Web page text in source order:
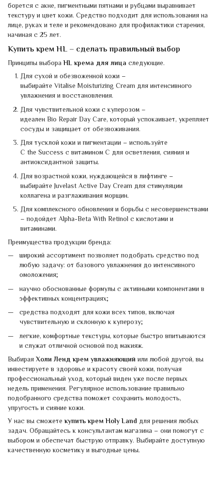
борется с акне, пигментными пятнами и рубцами выравнивает
текстуру и цвет кожи. Средство подходит для использования на
лице, руках и теле и рекомендовано для профилактики старения,
начиная с 25 лет.
Купить крем HL – сделать правильный выбор
Принципы выбора HL крема для лица следующие.
Для сухой и обезвоженной кожи –
выбирайте Vitalise Moisturizing Cream для интенсивного
увлажнения и восстановления.
Для чувствительной кожи с куперозом –
идеален Bio Repair Day Care, который успокаивает, укрепляет
сосуды и защищает от обезвоживания.
Для тусклой кожи и пигментации – используйте
C the Success с витамином С для осветления, сияния и
антиоксидантной защиты.
Для возрастной кожи, нуждающейся в лифтинге –
выбирайте Juvelast Active Day Cream для стимуляции
коллагена и разглаживания морщин.
Для комплексного обновления и борьбы с несовершенствами
– подойдет Alpha-Beta With Retinol с кислотами и
витаминами.
Преимущества продукции бренда:
широкий ассортимент позволяет подобрать средство под
любую задачу: от базового увлажнения до интенсивного
омоложения;
научно обоснованные формулы с активными компонентами в
эффективных концентрациях;
средства подходят для кожи всех типов, включая
чувствительную и склонную к куперозу;
легкие, комфортные текстуры, которые быстро впитываются
и служат отличной основой под макияж.
Выбирая Холи Ленд крем увлажняющий или любой другой, вы
инвестируете в здоровье и красоту своей кожи, получая
профессиональный уход, который виден уже после первых
недель применения. Регулярное использование правильно
подобранного средства поможет сохранить молодость,
упругость и сияние кожи.
У нас вы сможете купить крем Holy Land для решения любых
задач. Обращайтесь к консультантам магазина – они помогут с
выбором и обеспечат быструю отправку. Выбирайте доступную
качественную косметику и выгодные цены.